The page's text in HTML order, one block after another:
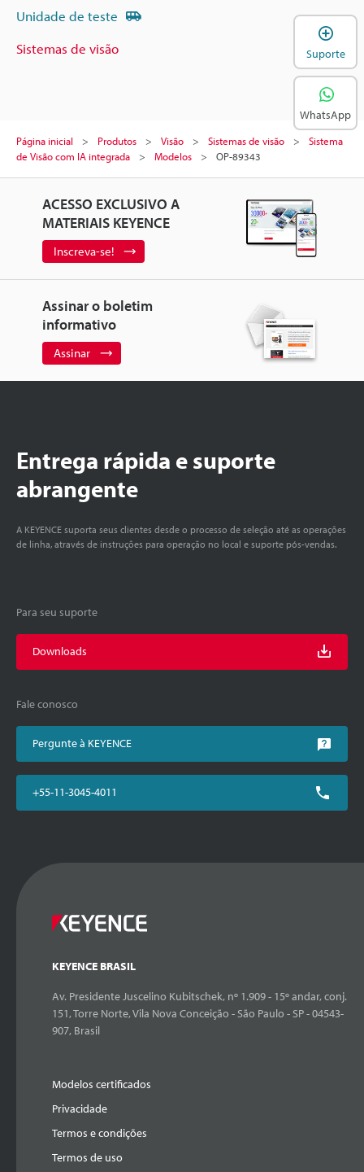
Unidade de teste
Sistemas de visão
Página inicial Produtos Visão Sistemas de visão
Sistema
de Visão com IA integrada
Modelos OP-89343
ACESSO EXCLUSIVO A
MATERIAIS KEYENCE
Inscreva-se!
Assinar o boletim
informativo
Assinar
Entrega rápida e suporte
abrangente
A KEYENCE suporta seus clientes desde o processo de seleção até as operações
de linha, através de instruções para operação no local e suporte pós-vendas.
Para seu suporte
Downloads
Fale conosco
Pergunte à KEYENCE
+55-11-3045-4011
KEYENCE BRASIL
Av. Presidente Juscelino Kubitschek, nº 1.909 - 15º andar, conj.
151, Torre Norte, Vila Nova Conceição - São Paulo - SP - 04543-
907, Brasil
Modelos certificados
Privacidade
Termos e condições
Termos de uso
Suporte
WhatsApp